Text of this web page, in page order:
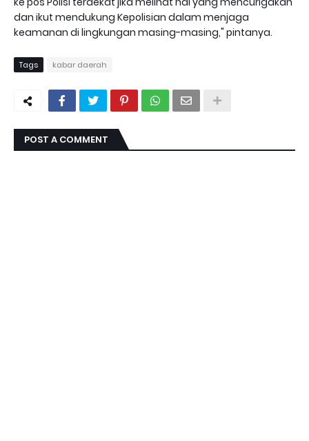
dan ikut mendukung Kepolisian dalam menjaga
keamanan di lingkungan masing-masing," pintanya.
Tags kabar daerah
POST A COMMENT